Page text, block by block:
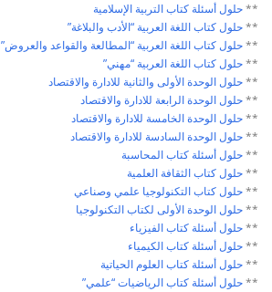
**حلول أسئلة كتابالتربية الإسلامية
**حلول كتاباللغة العربية “الأدب والبلاغة”
**حلول كتاباللغة العربية “المطالعة والقواعد والعروض”
**حلول كتاباللغة العربية “مهني”
**حلول الوحدة الأولى والثانية للادارة والاقتصاد
**حلول الوحدة الرابعة للادارة والاقتصاد
**حلول الوحدة الخامسة للادارة والاقتصاد
**حلول الوحدة السادسة للادارة والاقتصاد
**حلول أسئلة كتابالمحاسبة
**حلول كتابالثقافة العلمية
**حلول كتابالتكنولوجيا علمي وصناعي
**حلولالوحدة الأولى لكتاب التكنولوجيا
**حلول أسئلة كتابالفيزياء
**حلول أسئلة كتابالكيمياء
**حلول أسئلة كتابالعلوم الحياتية
**حلول أسئلة كتابالرياضيات “علمي”